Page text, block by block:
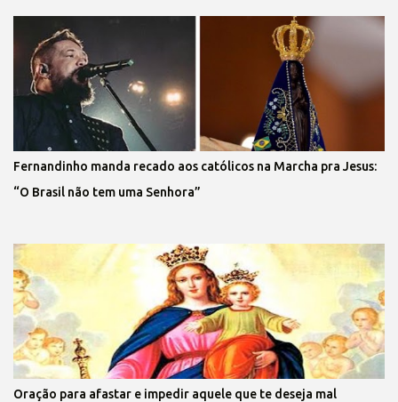
Fernandinho manda recado aos católicos na Marcha pra Jesus:
“O Brasil não tem uma Senhora”
Oração para afastar e impedir aquele que te deseja mal